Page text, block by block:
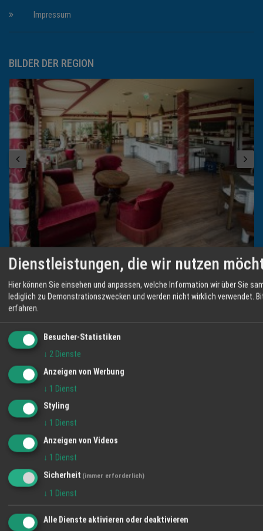
Impressum
BILDER DER REGION
LINKS
Events und Veranstaltungen
News aus der Region
Jobangebote aus der Region
Hotline & Support
Dienstleistungen, die wir nutzen
Hier können Sie einsehen und anpassen, welche Information wir über Sie
lediglich zu Demonstrationszwecken und werden nicht wirklich verwendet.
erfahren.
Besucher-Statistiken
↓ 2 Dienste
Anzeigen von Werbung
↓ 1 Dienst
Styling
↓ 1 Dienst
Anzeigen von Videos
↓ 1 Dienst
Sicherheit (immer erforderlich)
↓ 1 Dienst
Alle Dienste aktivieren oder deaktivieren